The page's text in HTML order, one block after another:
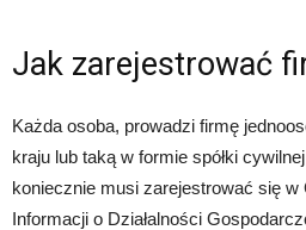
Jak zarejestrować
Każda osoba, prowadzi firmę
kraju lub taką w formie spółki
koniecznie musi zarejestrować się w
Informacji o Działalności